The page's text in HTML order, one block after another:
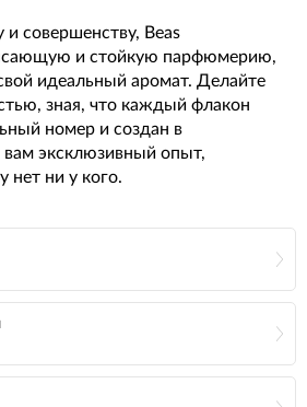
и совершенству, Beas
и стойкую парфюмерию,
идеальный аромат. Делайте
зная, что каждый флакон
номер и создан в
вам эксклюзивный опыт,
нет ни у кого.